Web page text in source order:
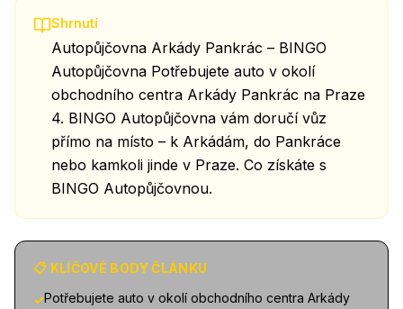
Shrnutí
Autopůjčovna Arkády Pankrác – BINGO
Autopůjčovna Potřebujete auto v okolí
obchodního centra Arkády Pankrác na Praze
4. BINGO Autopůjčovna vám doručí vůz
přímo na místo – k Arkádám, do Pankráce
nebo kamkoli jinde v Praze. Co získáte s
BINGO Autopůjčovnou.
📋 KLÍČOVÉ BODY ČLÁNKU
✓Potřebujete auto v okolí obchodního centra Arkády